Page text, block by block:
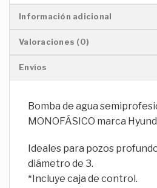
Información adicional
Valoraciones (0)
Envíos
Bomba de agua
MONOFÁSICO marca
Ideales para pozos
diámetro de 3.
*Incluye caja de control.